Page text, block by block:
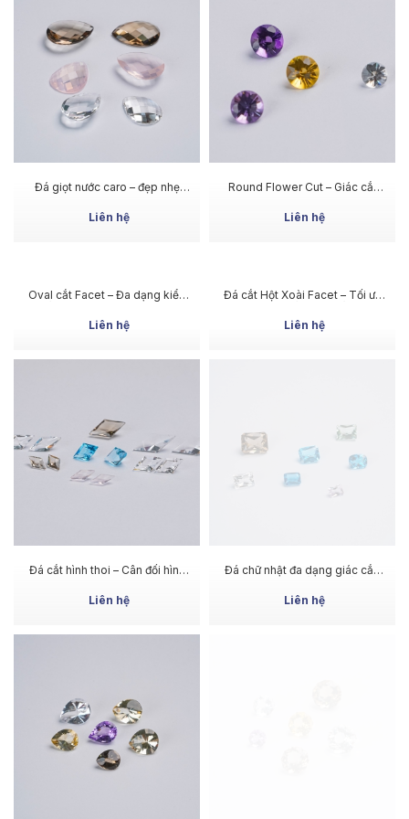
MUA NGAY
Đá giọt nước caro – đẹp nhẹ
Liên hệ
MUA NGAY
Round Flower Cut – Giác cắt
Liên hệ
MUA NGAY
Oval cắt Facet – Đa dạng kiểu
Liên hệ
MUA NGAY
Đá cắt Hột Xoài Facet – Tối ưu
viên đá
Liên hệ
MUA NGAY
Đá cắt hình thoi – Cân đối hình
Liên hệ
MUA NGAY
Đá chữ nhật đa dạng giác cắt,
Liên hệ